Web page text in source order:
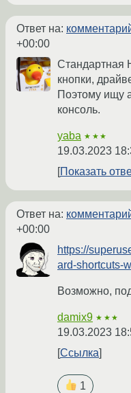
Ответ на:
+00:00
Стандартная
кнопки,
Поэтому ищу
консоль.
yaba ★★★
19.03.2023
Показать
Ответ на:
+00:00
https://
ard-shortcuts-
Возможно,
damix9 ★★★
19.03.2023
Ссылка
1